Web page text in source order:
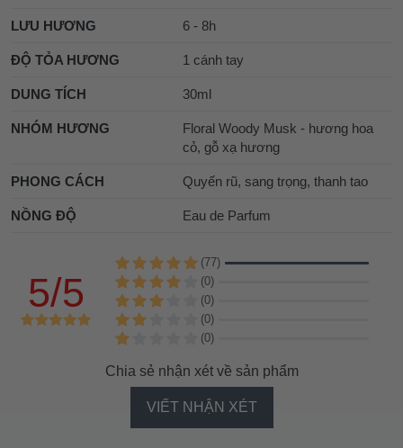
LƯU HƯƠNG 6 - 8h
ĐỘ TỎA HƯƠNG 1 cánh tay
DUNG TÍCH 30ml
NHÓM HƯƠNG
Floral Woody Musk - hương hoa
cỏ, gỗ xạ hương
PHONG CÁCH Quyến rũ, sang trọng, thanh tao
NỒNG ĐỘ Eau de Parfum
5/5
(77)
(0)
(0)
(0)
(0)
Chia sẻ nhận xét về sản phẩm
VIẾT NHẬN XÉT